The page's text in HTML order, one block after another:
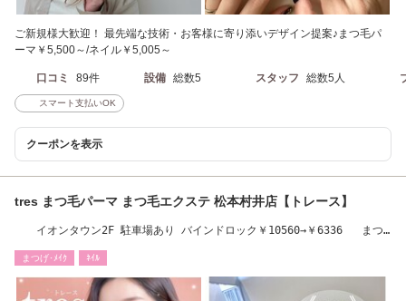
ご新規様大歓迎！ 最先端な技術・お客様に寄り添いデザイン提案♪まつ毛パ
ーマ￥5,500～/ネイル￥5,005～
口コミ 89件 設備 総数5 スタッフ 総数5人
スマート支払いOK
クーポンを表示
tres まつ毛パーマ まつ毛エクステ 松本村井店【トレース】
イオンタウン2F 駐車場あり バインドロック￥10560→￥6336 まつ
まつげ･ﾒｲｸ ﾈｲﾙ